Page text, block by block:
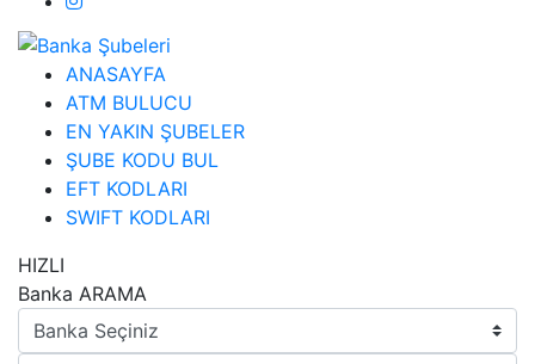
ANASAYFA
ATM BULUCU
EN YAKIN ŞUBELER
ŞUBE KODU BUL
EFT KODLARI
SWIFT KODLARI
HIZLI
Banka ARAMA